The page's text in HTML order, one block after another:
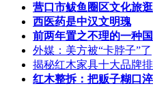
营口市鲅鱼圈区文化旅
西医药是中汉文明瑰
前两年置之不理的一种
外媒：美方被“卡脖子”了
揭秘红木家具十大品牌
红木整拆：把贩子糊口